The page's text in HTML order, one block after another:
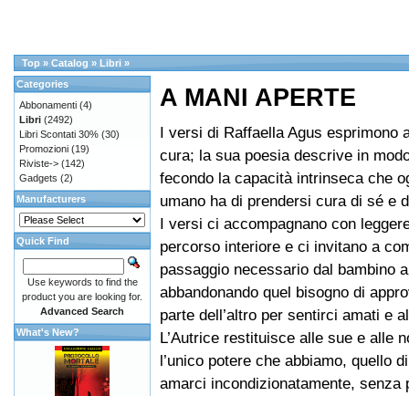
Top » Catalog » Libri »
A MANI APERTE
I versi di Raffaella Agus esprimono
cura; la sua poesia descrive in
fecondo la capacità intrinseca che
umano ha di prendersi cura di sé e
I versi ci accompagnano con
percorso interiore e ci invitano a
passaggio necessario dal bambino
abbandonando quel bisogno di
parte dell’altro per sentirci amati e
L’Autrice restituisce alle sue e alle
l’unico potere che abbiamo, quello
amarci incondizionatamente, senza
Categories
Abbonamenti (4)
Libri (2492)
Libri Scontati 30% (30)
Promozioni (19)
Riviste-> (142)
Gadgets (2)
Manufacturers
Quick Find
Use keywords to find the
product you are looking for.
Advanced Search
What's New?